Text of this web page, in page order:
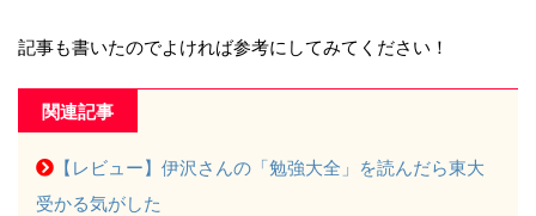
記事も書いたのでよければ参考にしてみてください！
関連記事
【レビュー】伊沢さんの「勉強大全」を読んだら東大
受かる気がした